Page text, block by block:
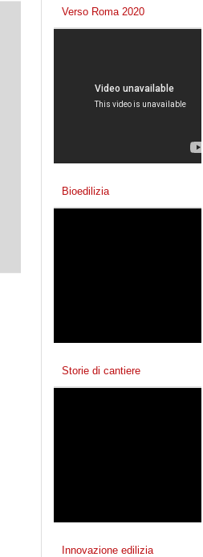
Verso Roma 2020
Bioedilizia
Storie di cantiere
Innovazione edilizia